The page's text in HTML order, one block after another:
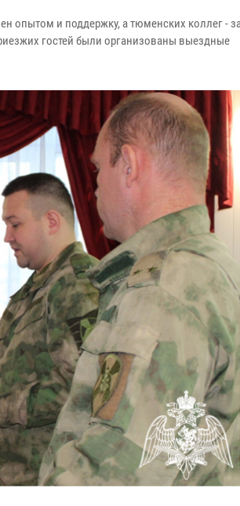
опытом и поддержку, а тюменских коллег -
гостей были организованы выездные